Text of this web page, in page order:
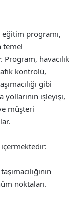
programı,
temel
havacılık
kontrolü,
gibi
yollarının işleyişi,
müşteri
içermektedir:
noktaları.